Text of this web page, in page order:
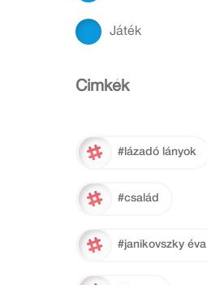
Játék
Cimkék
#lázadó lányok
#család
#janikovszky éva